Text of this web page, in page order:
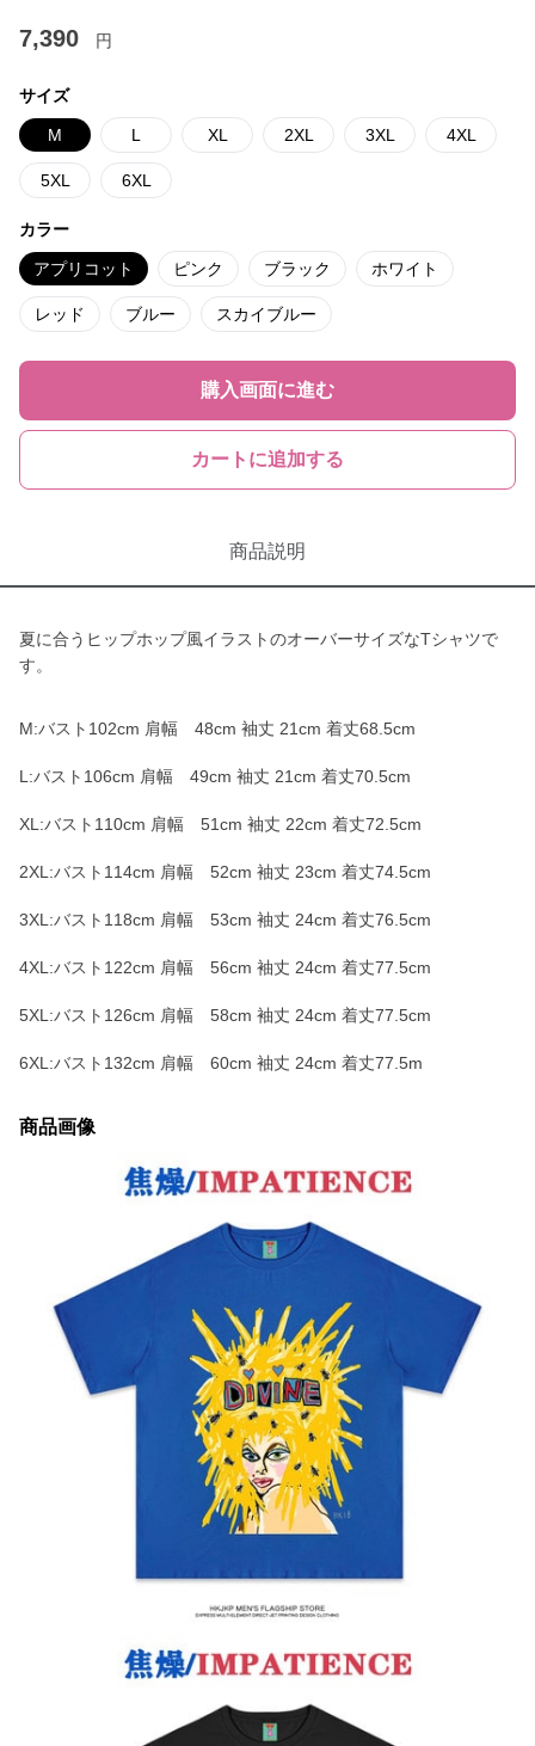
7,390 円
サイズ
M L XL 2XL 3XL 4XL
5XL 6XL
カラー
アプリコット ピンク ブラック ホワイト
レッド ブルー スカイブルー
購入画面に進む
カートに追加する
商品説明
夏に合うヒップホップ風イラストのオーバーサイズなTシャツで
す。
M:バスト102cm 肩幅 48cm 袖丈 21cm 着丈68.5cm
L:バスト106cm 肩幅 49cm 袖丈 21cm 着丈70.5cm
XL:バスト110cm 肩幅 51cm 袖丈 22cm 着丈72.5cm
2XL:バスト114cm 肩幅 52cm 袖丈 23cm 着丈74.5cm
3XL:バスト118cm 肩幅 53cm 袖丈 24cm 着丈76.5cm
4XL:バスト122cm 肩幅 56cm 袖丈 24cm 着丈77.5cm
5XL:バスト126cm 肩幅 58cm 袖丈 24cm 着丈77.5cm
6XL:バスト132cm 肩幅 60cm 袖丈 24cm 着丈77.5m
商品画像